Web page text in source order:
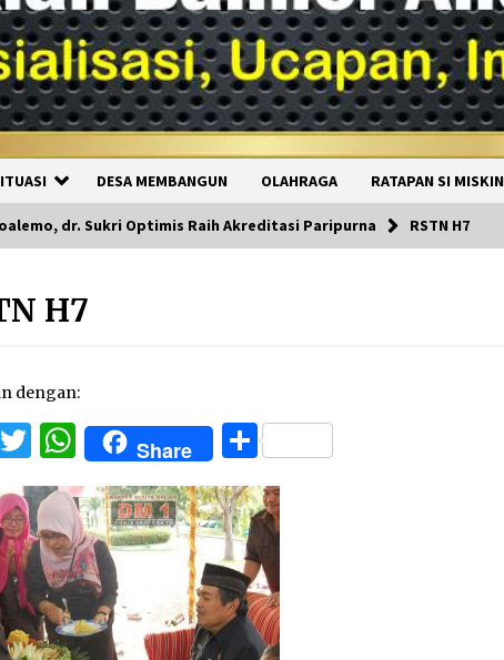
DESA MEMBANGUN OLAHRAGA RATAPAN SI MISKIN
dr. Sukri Optimis Raih Akreditasi Paripurna RSTN H7
H7
dengan:
Twitter
WhatsApp
Share Share